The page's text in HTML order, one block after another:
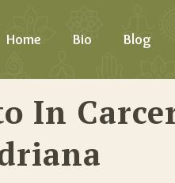
Home Bio Blog
In